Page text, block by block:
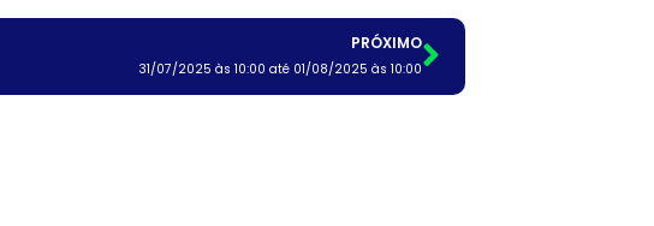
PRÓXIMO
31/07/2025 às 10:00 até 01/08/2025 às 10:00